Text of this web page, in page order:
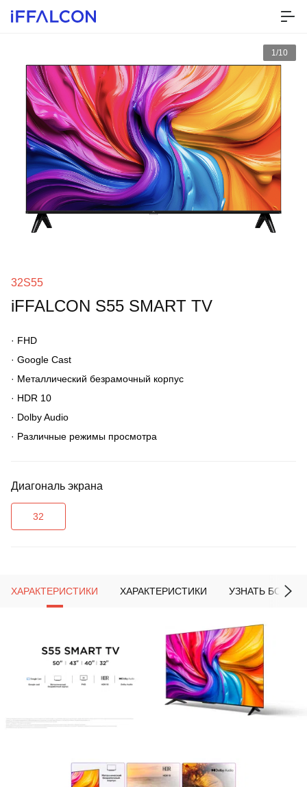
1/10
32S55
iFFALCON S55 SMART TV
· FHD
· Google Cast
· Металлический безрамочный корпус
· HDR 10
· Dolby Audio
· Различные режимы просмотра
Диагональ экрана
32
ХАРАКТЕРИСТИКИ ХАРАКТЕРИСТИКИ УЗНАТЬ